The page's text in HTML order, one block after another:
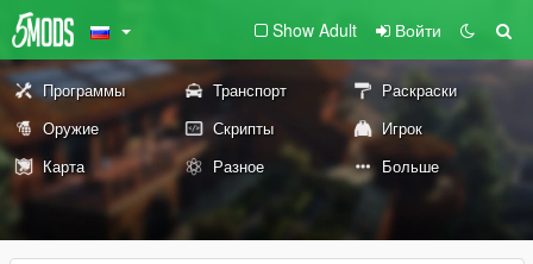
Show Adult Войти
Программы Транспорт
Раскраски
Оружие
Скрипты
Игрок
Карта
Разное Больше